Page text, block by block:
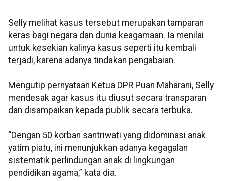
Selly melihat kasus tersebut merupakan tamparan
keras bagi negara dan dunia keagamaan. Ia menilai
untuk kesekian kalinya kasus seperti itu kembali
terjadi, karena adanya tindakan pengabaian.
Mengutip pernyataan Ketua DPR Puan Maharani, Selly
mendesak agar kasus itu diusut secara transparan
dan disampaikan kepada publik secara terbuka.
“Dengan 50 korban santriwati yang didominasi anak
yatim piatu, ini menunjukkan adanya kegagalan
sistematik perlindungan anak di lingkungan
pendidikan agama,” kata dia.